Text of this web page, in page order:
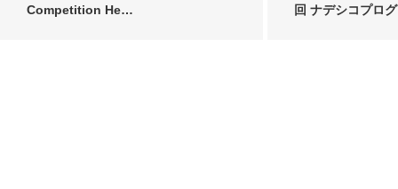
Competition He…
回 ナデシコプロ